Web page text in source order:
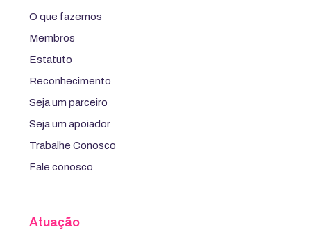
O que fazemos
Membros
Estatuto
Reconhecimento
Seja um parceiro
Seja um apoiador
Trabalhe Conosco
Fale conosco
Atuação